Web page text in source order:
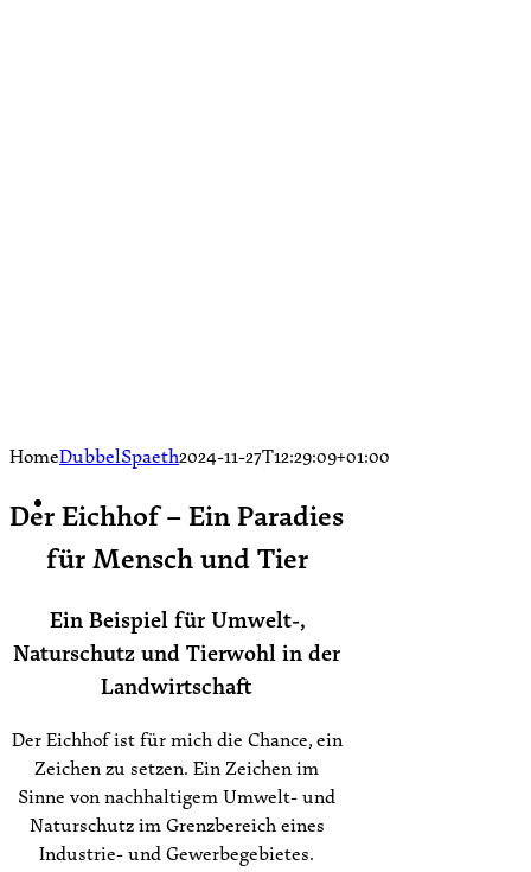
HomeDubbelSpaeth2024-11-27T12:29:09+01:00
Der Eichhof – Ein Paradies
für Mensch und Tier
Ein Beispiel für Umwelt-,
Naturschutz und Tierwohl in der
Landwirtschaft
Der Eichhof ist für mich die Chance, ein
Zeichen zu setzen. Ein Zeichen im
Sinne von nachhaltigem Umwelt- und
Naturschutz im Grenzbereich eines
Industrie- und Gewerbegebietes.